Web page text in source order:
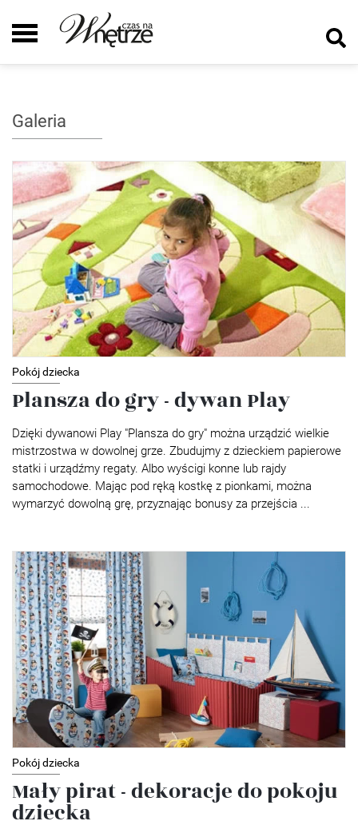
Galeria
Pokój dziecka
Plansza do gry - dywan Play
Dzięki dywanowi Play "Plansza do gry" można urządzić wielkie
mistrzostwa w dowolnej grze. Zbudujmy z dzieckiem papierowe
statki i urządźmy regaty. Albo wyścigi konne lub rajdy
samochodowe. Mając pod ręką kostkę z pionkami, można
wymarzyć dowolną grę, przyznając bonusy za przejścia ...
Pokój dziecka
Mały pirat - dekoracje do pokoju
dziecka